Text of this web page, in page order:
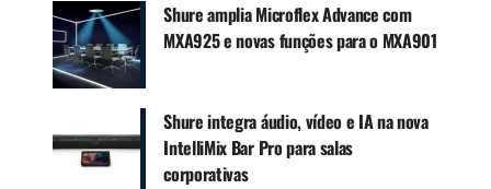
projetado para criadores de conteúdo,
cinegrafistas e jornalistas: “O MoveMic 88+
oferece maior liberdade para gravar com áudio
profissional em qualquer ambiente, de
documentários a transmissões ao vivo e mídias
sociais.”
Shure amplia Microflex Advance com
MXA925 e novas funções para o MXA901
Shure integra áudio, vídeo e IA na nova
IntelliMix Bar Pro para salas
corporativas